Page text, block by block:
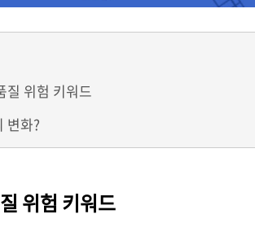
질 위험 키워드
변화?
위험 키워드